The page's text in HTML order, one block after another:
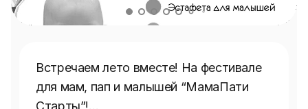
Встречаем лето вместе! На фестивале
для мам, пап и малышей “МамаПати
Старты”!